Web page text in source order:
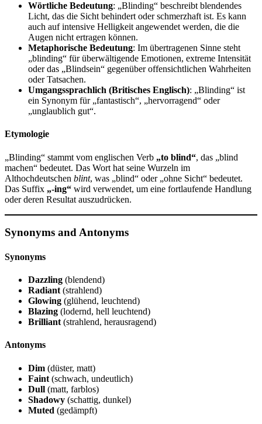
Wörtliche Bedeutung: „Blinding“ beschreibt blendendes
Licht, das die Sicht behindert oder schmerzhaft ist. Es kann
auch auf intensive Helligkeit angewendet werden, die die
Augen nicht ertragen können.
Metaphorische Bedeutung: Im übertragenen Sinne steht
„blinding“ für überwältigende Emotionen, extreme Intensität
oder das „Blindsein“ gegenüber offensichtlichen Wahrheiten
oder Tatsachen.
Umgangssprachlich (Britisches Englisch): „Blinding“ ist
ein Synonym für „fantastisch“, „hervorragend“ oder
„unglaublich gut“.
Etymologie
„Blinding“ stammt vom englischen Verb „to blind“, das „blind
machen“ bedeutet. Das Wort hat seine Wurzeln im
Althochdeutschen blint, was „blind“ oder „ohne Sicht“ bedeutet.
Das Suffix „-ing“ wird verwendet, um eine fortlaufende Handlung
oder deren Resultat auszudrücken.
Synonyms and Antonyms
Synonyms
Dazzling (blendend)
Radiant (strahlend)
Glowing (glühend, leuchtend)
Blazing (lodernd, hell leuchtend)
Brilliant (strahlend, herausragend)
Antonyms
Dim (düster, matt)
Faint (schwach, undeutlich)
Dull (matt, farblos)
Shadowy (schattig, dunkel)
Muted (gedämpft)